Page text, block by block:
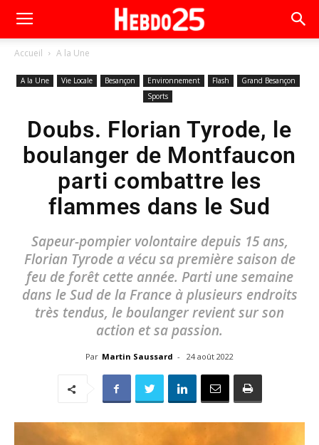
Accueil A la Une
A la Une Vie Locale Besançon Environnement Flash
Grand Besançon
Sports
Doubs. Florian Tyrode, le
boulanger de Montfaucon
parti combattre les
flammes dans le Sud
Sapeur-pompier volontaire depuis 15 ans,
Florian Tyrode a vécu sa première saison de
feu de forêt cette année. Parti une semaine
dans le Sud de la France à plusieurs endroits
très tendus, le boulanger revient sur son
action et sa passion.
Par Martin Saussard - 24 août 2022